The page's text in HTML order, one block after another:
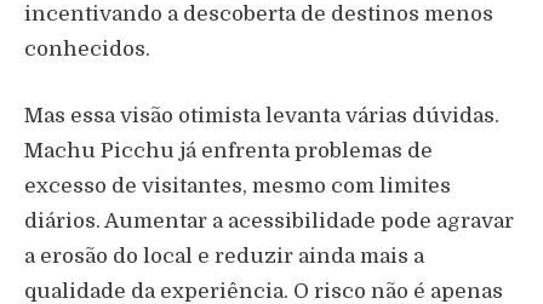
incentivando a descoberta de destinos menos
conhecidos.
Mas essa visão otimista levanta várias dúvidas.
Machu Picchu já enfrenta problemas de
excesso de visitantes, mesmo com limites
diários. Aumentar a acessibilidade pode agravar
a erosão do local e reduzir ainda mais a
qualidade da experiência. O risco não é apenas